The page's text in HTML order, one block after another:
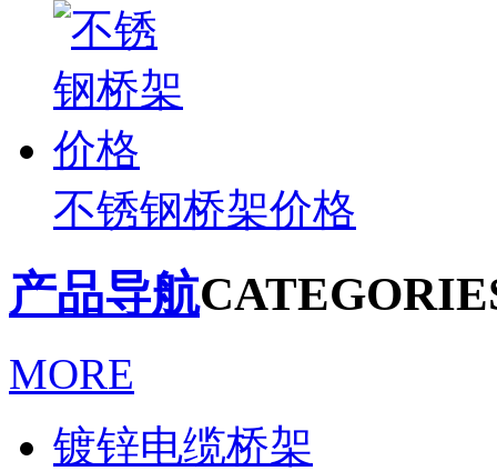
不锈钢桥架价格
产品导航
MORE
镀锌电缆桥架